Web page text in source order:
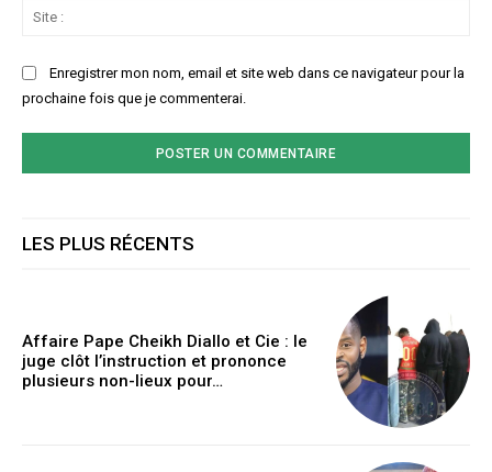
Enregistrer mon nom, email et site web dans ce navigateur pour la
prochaine fois que je commenterai.
LES PLUS RÉCENTS
Affaire Pape Cheikh Diallo et Cie : le
juge clôt l’instruction et prononce
plusieurs non-lieux pour…